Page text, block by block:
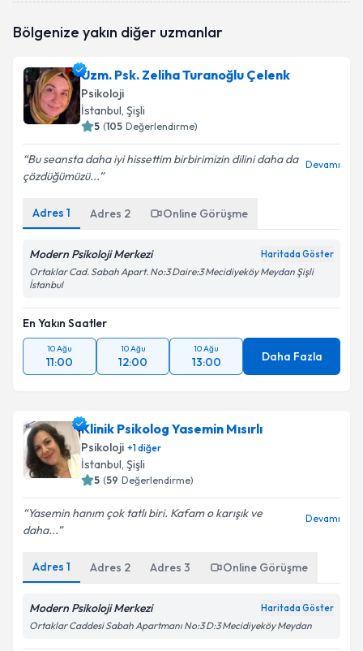
Bölgenize yakın diğer uzmanlar
Uzm. Psk. Zeliha Turanoğlu Çelenk
Psikoloji
İstanbul, Şişli
5 (105 Değerlendirme)
Bu seansta daha iyi hissettim birbirimizin dilini daha da
çözdüğümüzü...
Devamı
Adres 1 Adres 2 Online Görüşme
Modern Psikoloji Merkezi Haritada Göster
Ortaklar Cad. Sabah Apart. No:3 Daire:3 Mecidiyeköy Meydan Şişli
İstanbul
En Yakın Saatler
10 Ağu
11:00
10 Ağu
12:00
10 Ağu
13:00 Daha Fazla
Klinik Psikolog Yasemin Mısırlı
Psikoloji +1diğer
İstanbul, Şişli
5 (59 Değerlendirme)
Yasemin hanım çok tatlı biri. Kafam o karışık ve
daha...
Devamı
Adres 1 Adres 2 Adres 3 Online Görüşme
Modern Psikoloji Merkezi Haritada Göster
Ortaklar Caddesi Sabah Apartmanı No:3 D:3 Mecidiyeköy Meydan